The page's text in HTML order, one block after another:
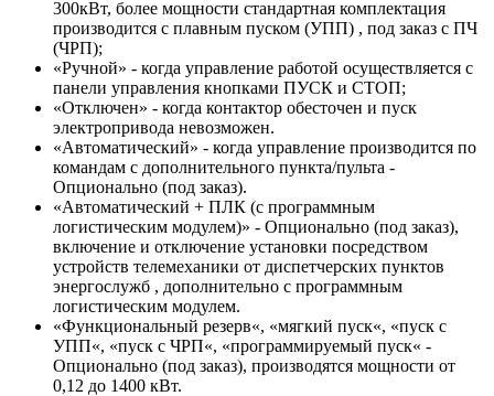
300кВт, более мощности стандартная комплектация
производится с плавным пуском (УПП) , под заказ с ПЧ
(ЧРП);
«Ручной» - когда управление работой осуществляется с
панели управления кнопками ПУСК и СТОП;
«Отключен» - когда контактор обесточен и пуск
электропривода невозможен.
«Автоматический» - когда управление производится по
командам с дополнительного пункта/пульта -
Опционально (под заказ).
«Автоматический + ПЛК (с программным
логистическим модулем)» - Опционально (под заказ),
включение и отключение установки посредством
устройств телемеханики от диспетчерских пунктов
энергослужб , дополнительно с программным
логистическим модулем.
«Функциональный резерв«, «мягкий пуск«, «пуск с
УПП«, «пуск с ЧРП«, «программируемый пуск« -
Опционально (под заказ), производятся мощности от
0,12 до 1400 кВт.